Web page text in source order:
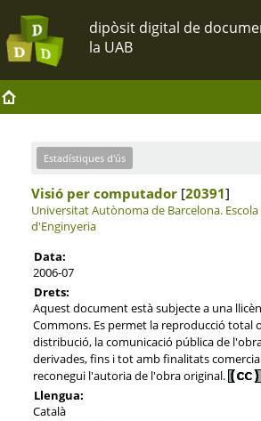
Estadístiques d'ús
Visió per computador[20391]
Universitat Autònoma de Barcelona.
d'Enginyeria
Data:
2006-07
Drets:
Aquest document està subjecte a una
Commons. Es permet la reproducció total
distribució, la comunicació pública de
derivades, fins i tot amb finalitats
reconegui l'autoria de l'obra original.
Llengua:
Català